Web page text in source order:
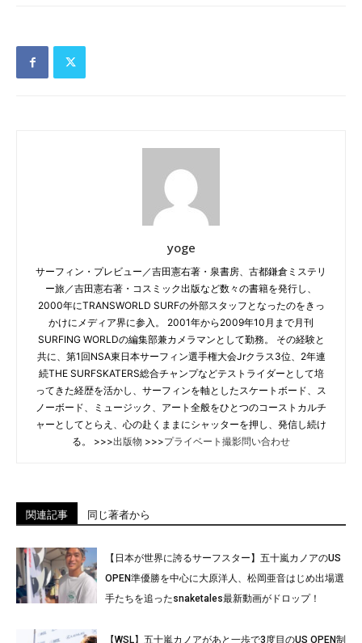
yoge
サーフィン・プレビュー／吉田憲右著・泉書房、古都鎌倉ミステリ
ー旅／吉田憲右著・コスミック出版など数々の書籍を発行し、
2000年にTRANSWORLD SURFの外部スタッフとなったのをきっ
かけにメディア界に参入。 2001年から2009年10月まで月刊
SURFING WORLDの編集部兼カメラマンとして勤務。 その経験と
共に、第1回NSA東日本サーフィン選手権大会Jrクラス3位、2年連
続THE SURFSKATERS総合チャンプなどテストライダーとして培
ってきた経歴を活かし、サーフィンを軸としたスケートボード、ス
ノーボード、ミュージック、アート全般をひとつのコーストカルチ
ャーとしてとらえ、心の赴くままにシャッターを押し、発信し続け
る。 >>>出版物 >>>プライベート撮影問い合わせ
関連記事 同じ著者から
【日本が世界に誇るサーフスター】五十嵐カノアのUS
OPEN準優勝を中心に大原洋人、松岡亜音はじめ出場選
手たちを追ったsnaketales最新動画がドロップ！
【WSL】五十嵐カノアがあと一歩で3度目のUS OPEN制